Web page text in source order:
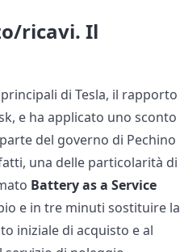
ricavi. Il
di Tesla, il rapporto
e ha applicato uno sconto
del governo di Pechino
una delle particolarità di
Battery as a Service
e in tre minuti sostituire la
iniziale di acquisto e al